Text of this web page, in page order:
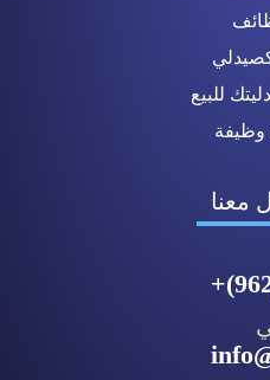
للبيع
وظيفة
معنا